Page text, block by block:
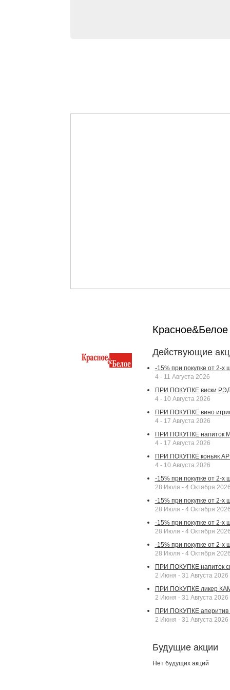
Действующие
-15% при покупке от 2-
4 - 11 Августа 2026
ПРИ ПОКУПКЕ виски
4 - 10 Августа 2026
ПРИ ПОКУПКЕ вино
4 - 17 Августа 2026
ПРИ ПОКУПКЕ напиток
4 - 17 Августа 2026
ПРИ ПОКУПКЕ коньяк
4 - 10 Августа 2026
-15% при покупке от 2-х
28 Июля - 4 Октября
-15% при покупке от 2-х
28 Июля - 4 Октября
-15% при покупке от 2-х
28 Июля - 4 Октября
-15% при покупке от 2-х
28 Июля - 4 Октября
ПРИ ПОКУПКЕ напиток
2 Июня - 31 Августа 2026
ПРИ ПОКУПКЕ ликер
2 Июня - 31 Августа 2026
ПРИ ПОКУПКЕ аперитив
2 Июня - 31 Августа 2026
Будущие акции
Нет будущих акций